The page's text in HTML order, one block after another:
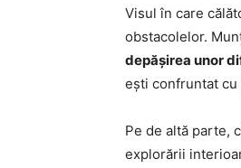
Visul în care
obstacolelor.
depășirea unor
ești confruntat cu
Pe de altă parte,
explorării